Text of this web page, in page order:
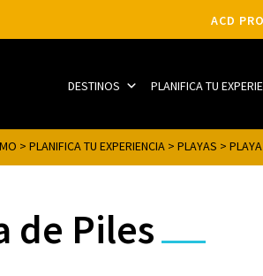
ACD
DESTINOS PLANIFICA TU
>PLANIFICA TU EXPERIENCIA >PLAYAS >
de Piles